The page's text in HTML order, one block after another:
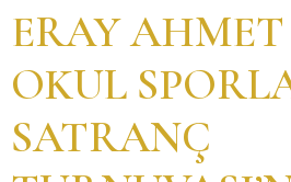
ERAY
OKUL
SATRANÇ